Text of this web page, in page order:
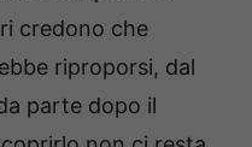
credono che
riproporsi, dal
parte dopo il